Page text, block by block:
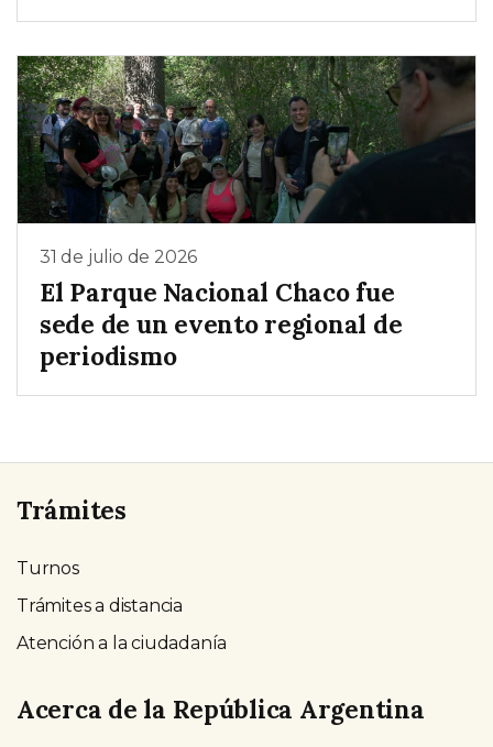
31 de julio de 2026
El Parque Nacional Chaco fue
sede de un evento regional de
periodismo
Trámites
Turnos
Trámites a distancia
Atención a la ciudadanía
Acerca de la República Argentina